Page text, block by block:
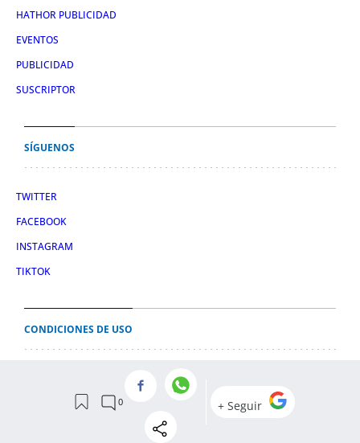
HATHOR PUBLICIDAD
EVENTOS
PUBLICIDAD
SUSCRIPTOR
SÍGUENOS
TWITTER
FACEBOOK
INSTAGRAM
TIKTOK
CONDICIONES DE USO
POLÍTICA DE PRIVACIDAD